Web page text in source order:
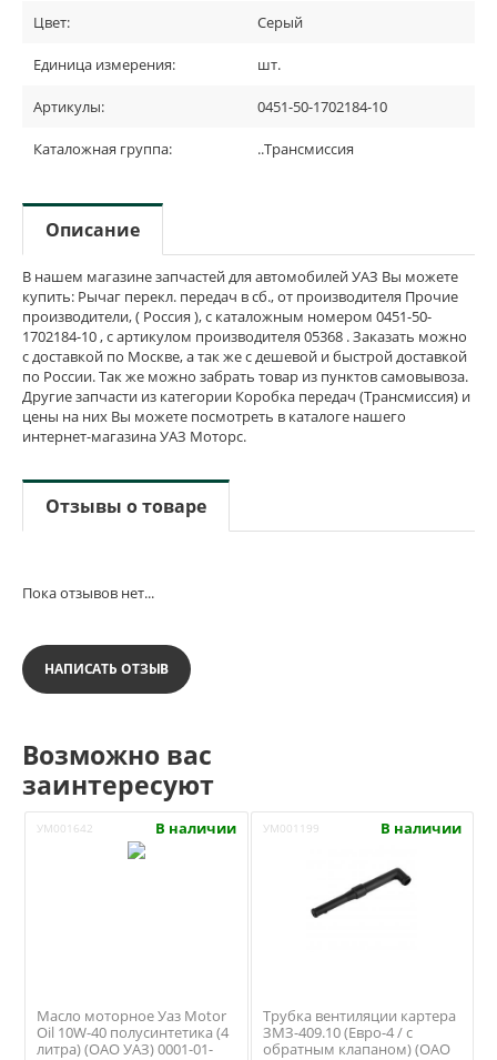
Цвет: Серый
Единица измерения: шт.
Артикулы: 0451-50-1702184-10
Каталожная группа: ..Трансмиссия
Описание
В нашем магазине запчастей для автомобилей УАЗ Вы можете
купить: Рычаг перекл. передач в сб., от производителя Прочие
производители, ( Россия ), с каталожным номером 0451-50-
1702184-10 , с артикулом производителя 05368 . Заказать можно
с доставкой по Москве, а так же с дешевой и быстрой доставкой
по России. Так же можно забрать товар из пунктов самовывоза.
Другие запчасти из категории Коробка передач (Трансмиссия) и
цены на них Вы можете посмотреть в каталоге нашего
интернет-магазина УАЗ Моторс.
Отзывы о товаре
Пока отзывов нет...
НАПИСАТЬ ОТЗЫВ
Возможно вас
заинтересуют
УМ001642 В наличии
Масло моторное Уаз Motor
Oil 10W-40 полусинтетика (4
литра) (ОАО УАЗ) 0001-01-
УМ001199 В наличии
Трубка вентиляции картера
ЗМЗ-409.10 (Евро-4 / с
обратным клапаном) (ОАО